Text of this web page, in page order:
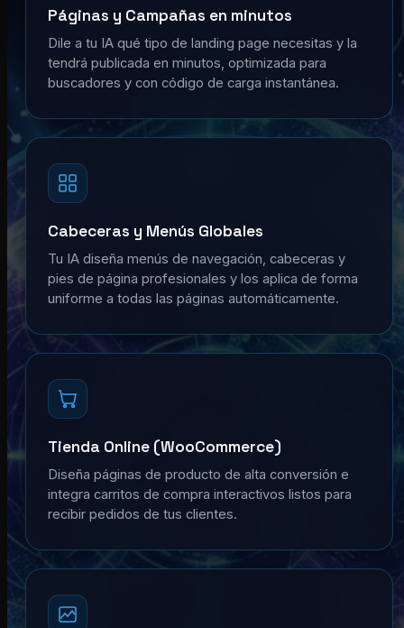
Páginas y Campañas en minutos
Dile a tu IA qué tipo de landing page necesitas y la
tendrá publicada en minutos, optimizada para
buscadores y con código de carga instantánea.
Cabeceras y Menús Globales
Tu IA diseña menús de navegación, cabeceras y
pies de página profesionales y los aplica de forma
uniforme a todas las páginas automáticamente.
Tienda Online (WooCommerce)
Diseña páginas de producto de alta conversión e
integra carritos de compra interactivos listos para
recibir pedidos de tus clientes.